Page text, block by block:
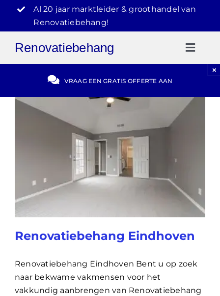
inhoud
Al 20 jaar marktleider & groothandel van
Renovatiebehang!
Renovatiebehang
Gratis Offerte
VRAAG EEN GRATIS OFFERTE AAN
×
Renovatiebehang Eindhoven
Renovatiebehang Eindhoven Bent u op zoek
naar bekwame vakmensen voor het
vakkundig aanbrengen van Renovatiebehang